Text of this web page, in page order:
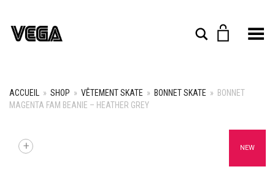
Rechercher
Toggle Menu
ACCUEIL » SHOP » VÊTEMENT SKATE » BONNET SKATE » BONNET
MAGENTA FAM BEANIE – HEATHER GREY
NEW
+